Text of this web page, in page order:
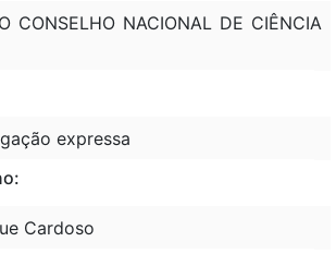
CONSELHO NACIONAL DE CIÊNCIA
expressa
Cardoso